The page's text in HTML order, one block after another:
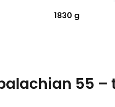
1830 g
55